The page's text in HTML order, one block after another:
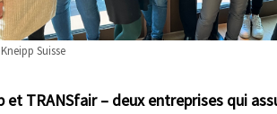
Suisse
et TRANSfair – deux entreprises qui